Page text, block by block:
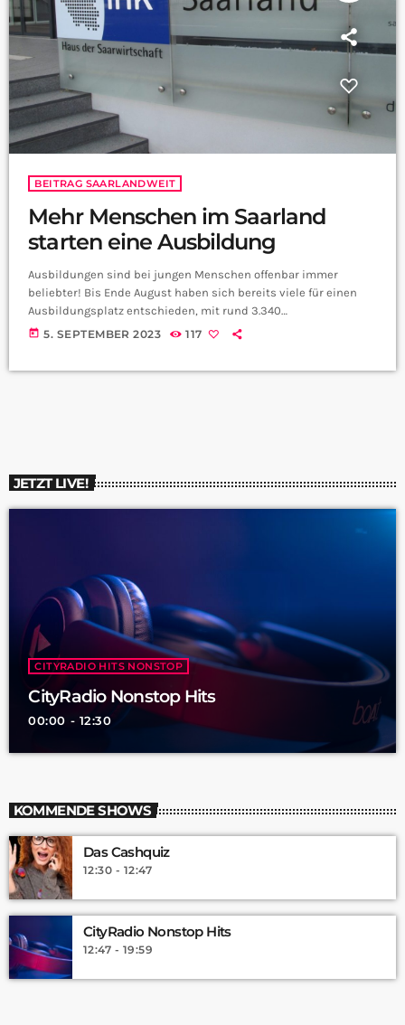
BEITRAG SAARLANDWEIT
Mehr Menschen im Saarland
starten eine Ausbildung
Ausbildungen sind bei jungen Menschen offenbar immer
beliebter! Bis Ende August haben sich bereits viele für einen
Ausbildungsplatz entschieden, mit rund 3.340
Ausbildungsverträgen bei der Industrie- und Handelskammer
today 5. SEPTEMBER 2023 117
JETZT LIVE!
CITYRADIO HITS NONSTOP
CityRadio Nonstop Hits
00:00 - 12:30
KOMMENDE SHOWS
Das Cashquiz
12:30 - 12:47
CityRadio Nonstop Hits
12:47 - 19:59